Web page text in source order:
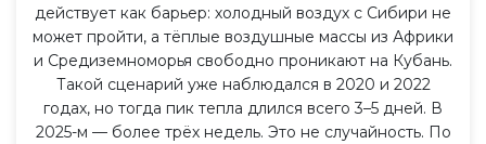
действует как барьер: холодный воздух с Сибири не
может пройти, а тёплые воздушные массы из Африки
и Средиземноморья свободно проникают на Кубань.
Такой сценарий уже наблюдался в 2020 и 2022
годах, но тогда пик тепла длился всего 3–5 дней. В
2025-м — более трёх недель. Это не случайность. По